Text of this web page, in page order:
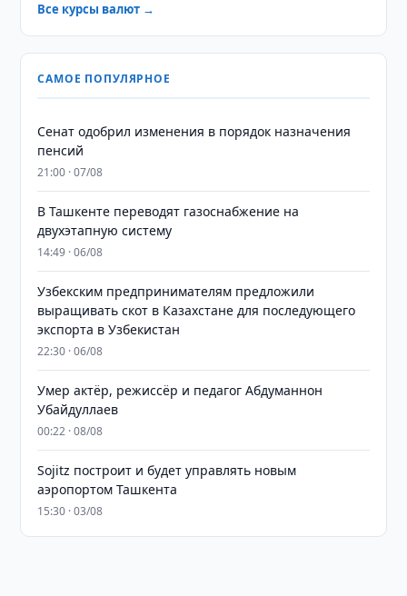
Все курсы валют →
САМОЕ ПОПУЛЯРНОЕ
Сенат одобрил изменения в порядок назначения
пенсий
21:00 · 07/08
В Ташкенте переводят газоснабжение на
двухэтапную систему
14:49 · 06/08
Узбекским предпринимателям предложили
выращивать скот в Казахстане для последующего
экспорта в Узбекистан
22:30 · 06/08
Умер актёр, режиссёр и педагог Абдуманнон
Убайдуллаев
00:22 · 08/08
Sojitz построит и будет управлять новым
аэропортом Ташкента
15:30 · 03/08